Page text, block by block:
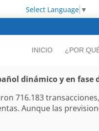
Select Language ▼
INICIO ¿POR
dinámico y en fase
716.183
Aunque las